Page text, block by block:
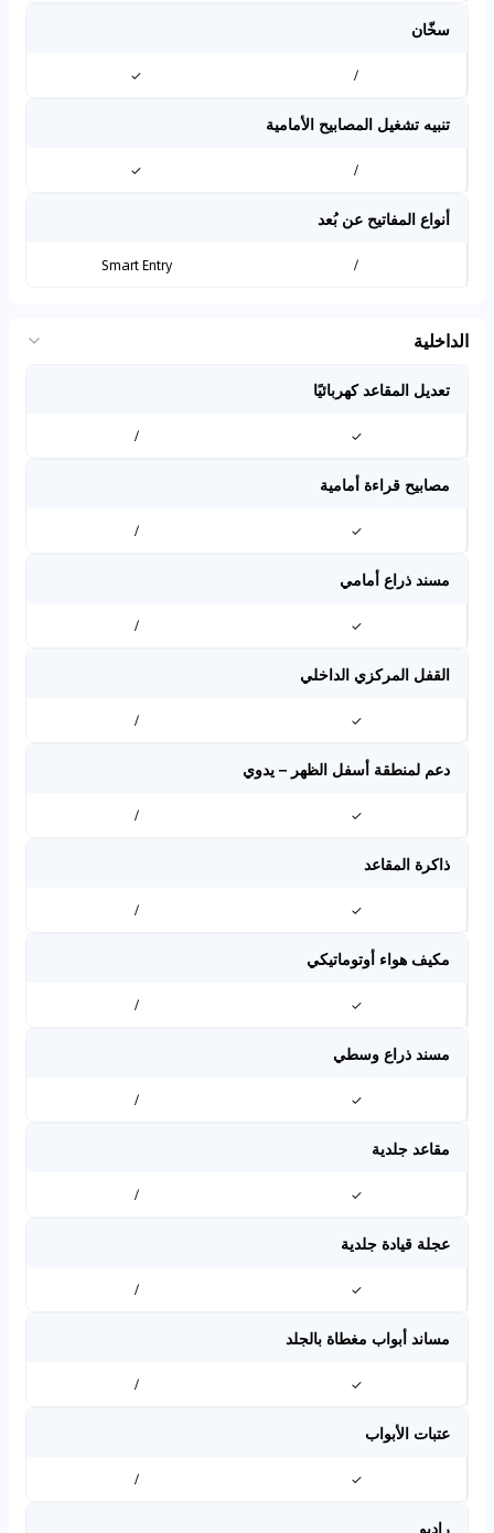
سخّان
/
✓
تنبيه تشغيل المصابيح الأمامية
/
✓
أنواع المفاتيح عن بُعد
/
Smart Entry
الداخلية
تعديل المقاعد كهربائيًا
✓
/
مصابيح قراءة أمامية
✓
/
مسند ذراع أمامي
✓
/
القفل المركزي الداخلي
✓
/
دعم لمنطقة أسفل الظهر – يدوي
✓
/
ذاكرة المقاعد
✓
/
مكيف هواء أوتوماتيكي
✓
/
مسند ذراع وسطي
✓
/
مقاعد جلدية
✓
/
عجلة قيادة جلدية
✓
/
مساند أبواب مغطاة بالجلد
✓
/
عتبات الأبواب
✓
/
راديو